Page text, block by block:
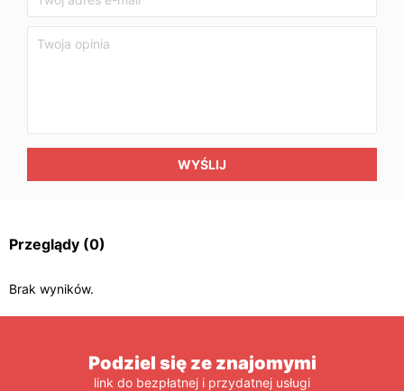
WYŚLIJ
Przeglądy (0)
Brak wyników.
Podziel się ze znajomymi
link do bezpłatnej i przydatnej usługi